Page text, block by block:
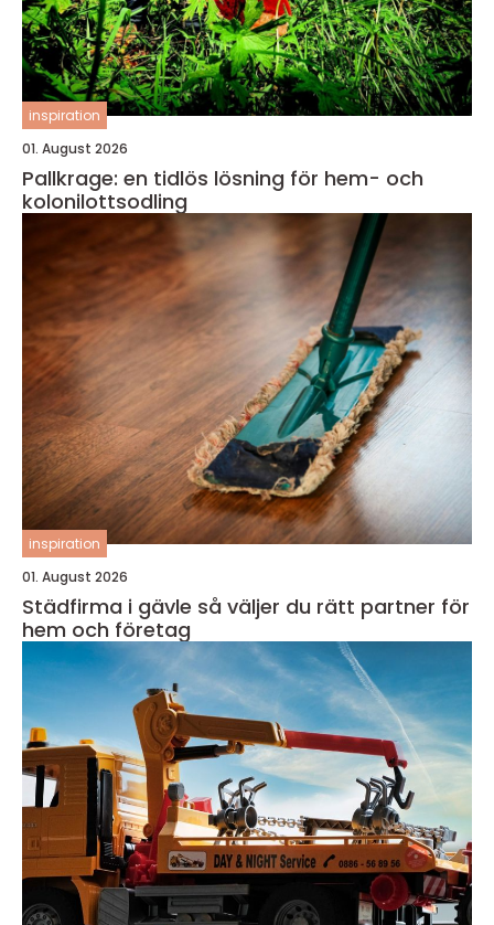
inspiration
01. August 2026
Pallkrage: en tidlös lösning för hem- och
kolonilottsodling
inspiration
01. August 2026
Städfirma i gävle så väljer du rätt partner för
hem och företag